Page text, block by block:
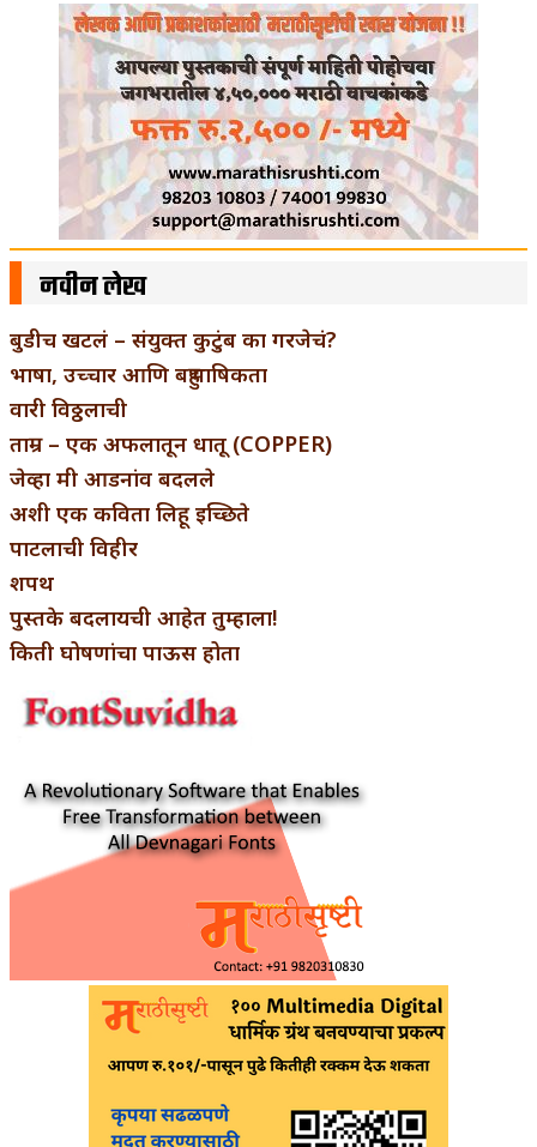
नवीन लेख
बुडीच खटलं – संयुक्त कुटुंब का गरजेचं?
भाषा, उच्चार आणि बहुभाषिकता
वारी विठ्ठलाची
ताम्र – एक अफलातून धातू (COPPER)
जेव्हा मी आडनांव बदलले
अशी एक कविता लिहू इच्छिते
पाटलाची विहीर
शपथ
पुस्तके बदलायची आहेत तुम्हाला!
किती घोषणांचा पाऊस होता